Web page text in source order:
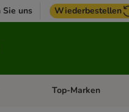
Sie uns Wiederbestellen
Menü öffnen: Vogel
Kategorie-Menü
Top-Marken